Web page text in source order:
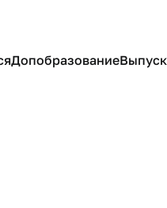
Допобразование